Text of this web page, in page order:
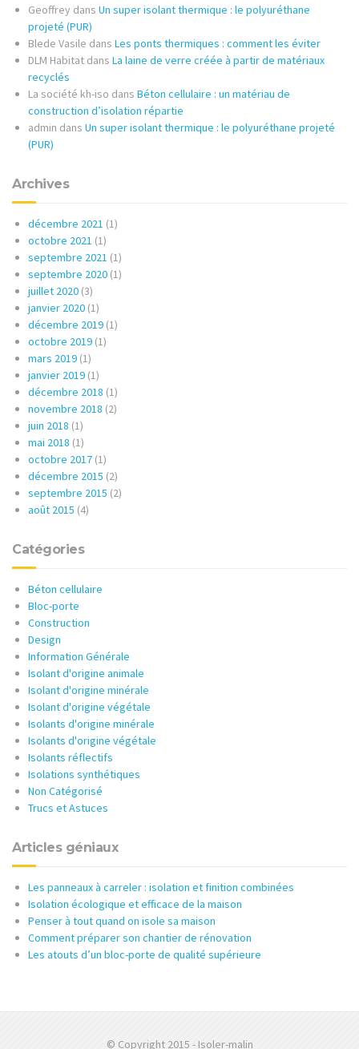
Geoffrey dans Un super isolant thermique : le polyuréthane
projeté (PUR)
Blede Vasile dans Les ponts thermiques : comment les éviter
DLM Habitat dans La laine de verre créée à partir de matériaux
recyclés
La société kh-iso dans Béton cellulaire : un matériau de
construction d’isolation répartie
admin dans Un super isolant thermique : le polyuréthane projeté
(PUR)
Archives
décembre 2021 (1)
octobre 2021 (1)
septembre 2021 (1)
septembre 2020 (1)
juillet 2020 (3)
janvier 2020 (1)
décembre 2019 (1)
octobre 2019 (1)
mars 2019 (1)
janvier 2019 (1)
décembre 2018 (1)
novembre 2018 (2)
juin 2018 (1)
mai 2018 (1)
octobre 2017 (1)
décembre 2015 (2)
septembre 2015 (2)
août 2015 (4)
Catégories
Béton cellulaire
Bloc-porte
Construction
Design
Information Générale
Isolant d'origine animale
Isolant d'origine minérale
Isolant d'origine végétale
Isolants d'origine minérale
Isolants d'origine végétale
Isolants réflectifs
Isolations synthétiques
Non Catégorisé
Trucs et Astuces
Articles géniaux
Les panneaux à carreler : isolation et finition combinées
Isolation écologique et efficace de la maison
Penser à tout quand on isole sa maison
Comment préparer son chantier de rénovation
Les atouts d’un bloc-porte de qualité supérieure
© Copyright 2015 - Isoler-malin